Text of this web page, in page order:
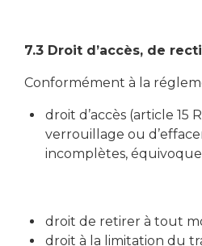
7.3 Droit d’accès, de
Conformément à la
droit d’accès (article
verrouillage ou
incomplètes,
droit de retirer à tout
droit à la limitation du